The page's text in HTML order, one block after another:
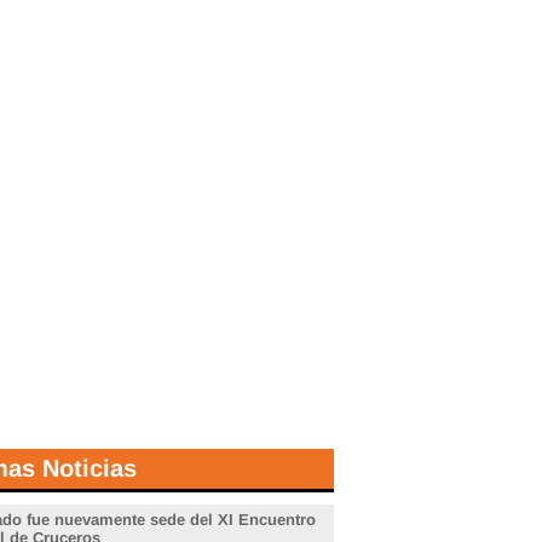
Noticias
fue nuevamente sede del XI Encuentro
de Cruceros